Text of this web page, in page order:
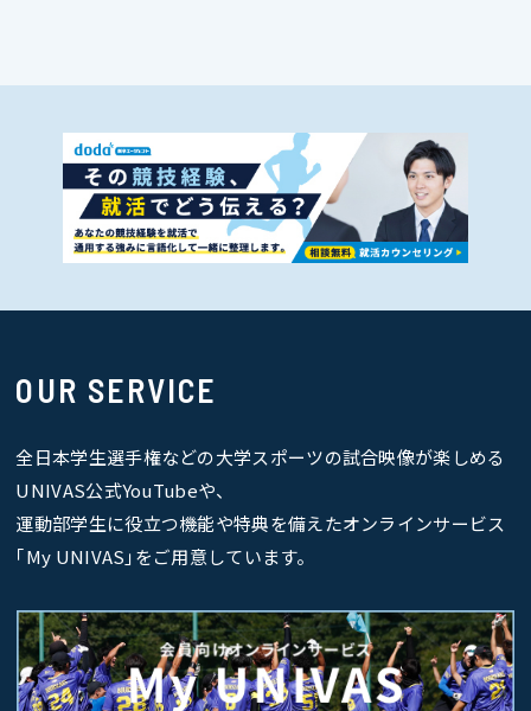
OUR SERVICE
全日本学生選手権などの大学スポーツの試合映像が楽しめる
UNIVAS公式YouTubeや、
運動部学生に役立つ機能や特典を備えたオンラインサービス
｢My UNIVAS｣をご用意しています。